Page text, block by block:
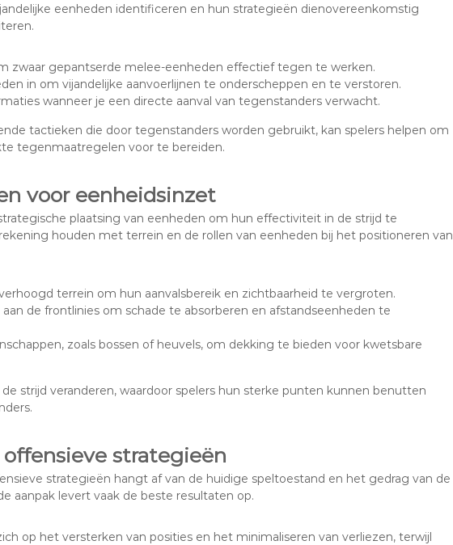
eenheden identificeren en hun strategieën dienovereenkomstig
zwaar gepantserde melee-eenheden effectief tegen te werken.
in om vijandelijke aanvoerlijnen te onderscheppen en te verstoren.
wanneer je een directe aanval van tegenstanders verwacht.
tactieken die door tegenstanders worden gebruikt, kan spelers helpen om
tegenmaatregelen voor te bereiden.
voor eenheidsinzet
plaatsing van eenheden om hun effectiviteit in de strijd te
houden met terrein en de rollen van eenheden bij het positioneren van
terrein om hun aanvalsbereik en zichtbaarheid te vergroten.
de frontlinies om schade te absorberen en afstandseenheden te
zoals bossen of heuvels, om dekking te bieden voor kwetsbare
strijd veranderen, waardoor spelers hun sterke punten kunnen benutten
strategieën
strategieën hangt af van de huidige speltoestand en het gedrag van de
aanpak levert vaak de beste resultaten op.
op het versterken van posities en het minimaliseren van verliezen, terwijl